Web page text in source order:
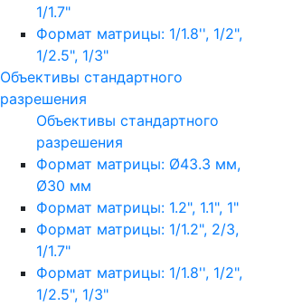
1/1.7"
Формат матрицы: 1/1.8'', 1/2",
1/2.5", 1/3"
Объективы стандартного
разрешения
Объективы стандартного
разрешения
Формат матрицы: Ø43.3 мм,
Ø30 мм
Формат матрицы: 1.2", 1.1", 1"
Формат матрицы: 1/1.2", 2/3,
1/1.7"
Формат матрицы: 1/1.8'', 1/2",
1/2.5", 1/3"